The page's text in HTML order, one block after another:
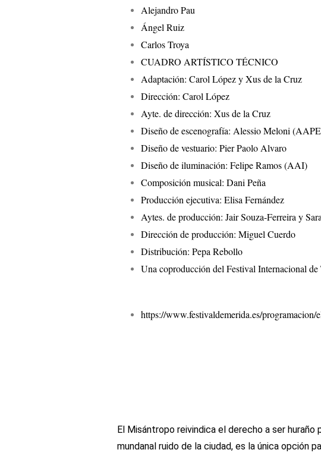
Alejandro Pau
Ángel Ruiz
Carlos Troya
CUADRO ARTÍSTICO TÉCNICO
Adaptación: Carol López y Xus de la Cruz
Dirección: Carol López
Ayte. de dirección: Xus de la Cruz
Diseño de escenografía: Alessio Meloni
Diseño de vestuario: Pier Paolo Alvaro
Diseño de iluminación: Felipe Ramos (AAI)
Composición musical: Dani Peña
Producción ejecutiva: Elisa Fernández
Aytes. de producción: Jair Souza-Ferreira y
Dirección de producción: Miguel Cuerdo
Distribución: Pepa Rebollo
Una coproducción del Festival Internacional de
https://www.festivaldemerida.es/programacion/
El Misántropo reivindica el derecho a ser
mundanal ruido de la ciudad, es la única opción